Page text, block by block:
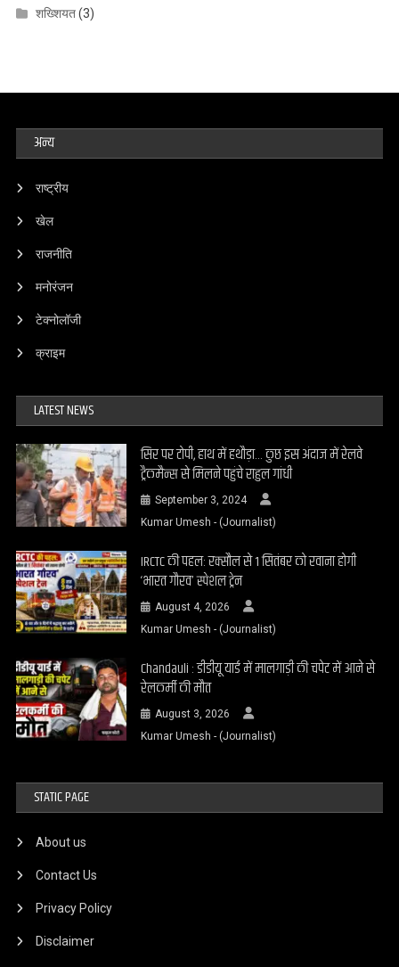
शख्शियत(3)
अन्य
राष्ट्रीय
खेल
राजनीति
मनोरंजन
टेक्नोलॉजी
क्राइम
LATEST NEWS
सिर पर टोपी, हाथ में हथौड़ा… कुछ इस अंदाज में रेलवे
ट्रैकमैन्स से मिलने पहुंचे राहुल गांधी
September 3, 2024
Kumar Umesh - (Journalist)
IRCTC की पहल: रक्सौल से 1 सितंबर को रवाना होगी
‘भारत गौरव’ स्पेशल ट्रेन
August 4, 2026
Kumar Umesh - (Journalist)
Chandauli : डीडीयू यार्ड में मालगाड़ी की चपेट में आने से
रेलकर्मी की मौत
August 3, 2026
Kumar Umesh - (Journalist)
STATIC PAGE
About us
Contact Us
Privacy Policy
Disclaimer